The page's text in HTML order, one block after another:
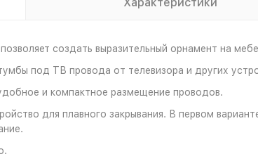
создать выразительный орнамент на
под ТВ провода от телевизора и других
и компактное размещение проводов.
для плавного закрывания. В первом